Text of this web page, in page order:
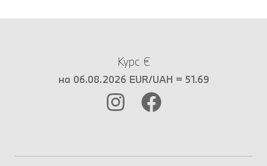
Курс €
на 06.08.2026 EUR/UAH = 51.69